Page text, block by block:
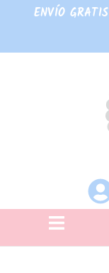
ENVÍO